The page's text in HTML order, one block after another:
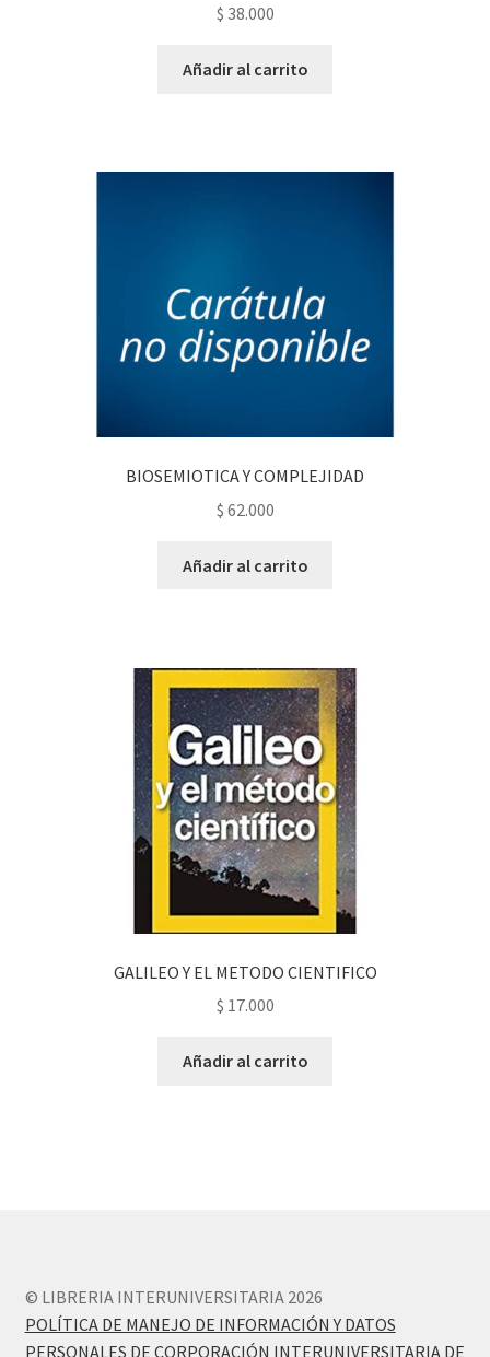
$ 38.000
Añadir al carrito
BIOSEMIOTICA Y COMPLEJIDAD
$ 62.000
Añadir al carrito
GALILEO Y EL METODO CIENTIFICO
$ 17.000
Añadir al carrito
© LIBRERIA INTERUNIVERSITARIA 2026
POLÍTICA DE MANEJO DE INFORMACIÓN Y DATOS
PERSONALES DE CORPORACIÓN INTERUNIVERSITARIA DE